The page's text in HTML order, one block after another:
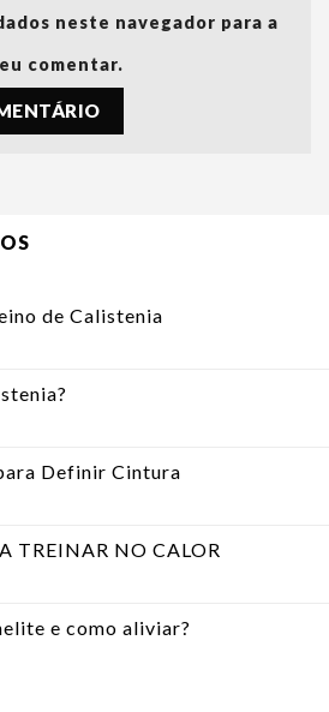
neste navegador para a
comentar.
de Calistenia
Definir Cintura
TREINAR NO CALOR
e como aliviar?